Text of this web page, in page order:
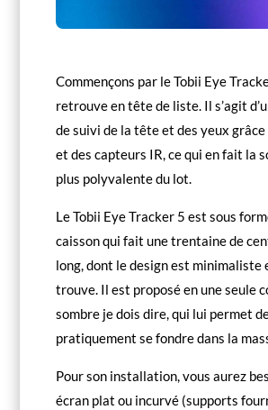
Commençons par le Tobii Eye
retrouve en tête de liste. Il s’agit
de suivi de la tête et des yeux grâce
et des capteurs IR, ce qui en fait la
plus polyvalente du lot.
Le Tobii Eye Tracker 5 est sous
caisson qui fait une trentaine de
long, dont le design est minimaliste
trouve. Il est proposé en une seule
sombre je dois dire, qui lui permet
pratiquement se fondre dans la
Pour son installation, vous aurez
écran plat ou incurvé (supports